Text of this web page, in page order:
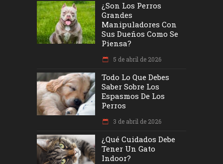
¿Son Los Perros
Grandes
Manipuladores Con
Sus Dueños Como Se
Piensa?
5 de abril de 2026
Todo Lo Que Debes
Saber Sobre Los
Espasmos De Los
Perros
3 de abril de 2026
¿Qué Cuidados Debe
Tener Un Gato
Indoor?